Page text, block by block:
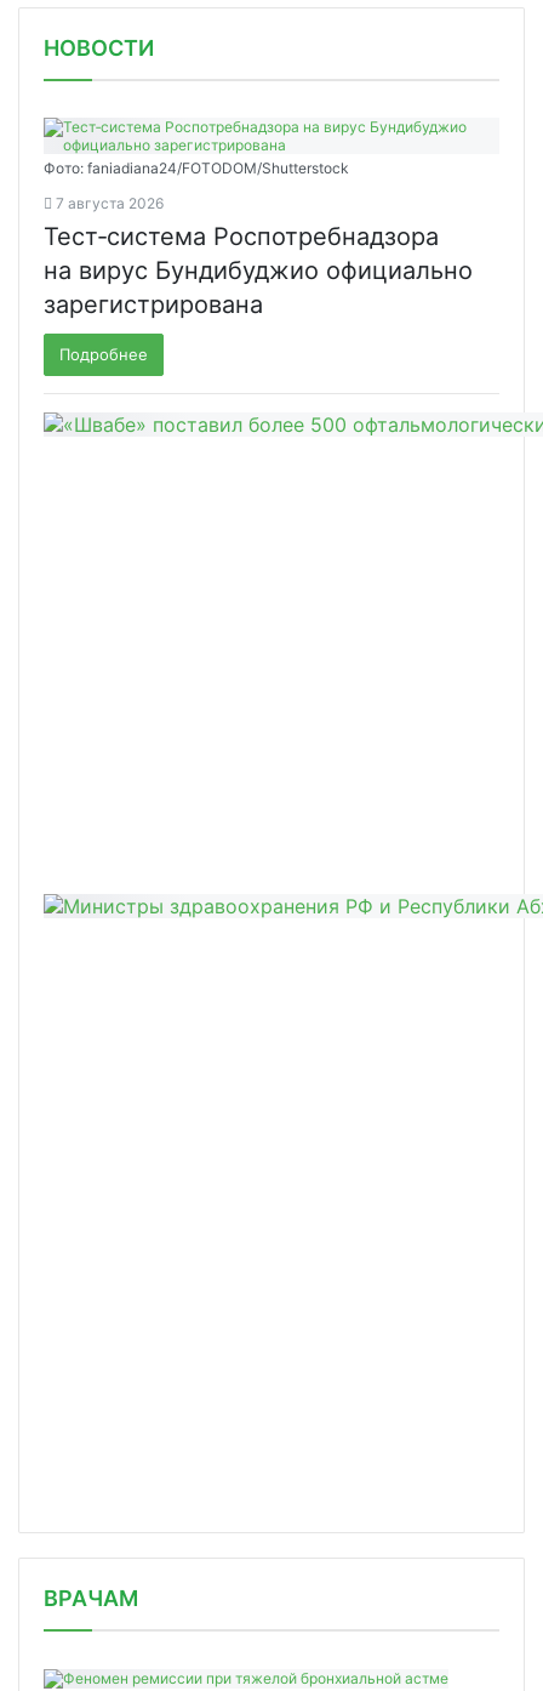
НОВОСТИ
Фото: faniadiana24/FOTODOM/Shutterstock
7 августа 2026
Тест‑система Роспотребнадзора
на вирус Бундибуджио официально
зарегистрирована
Подробнее
ВРАЧАМ